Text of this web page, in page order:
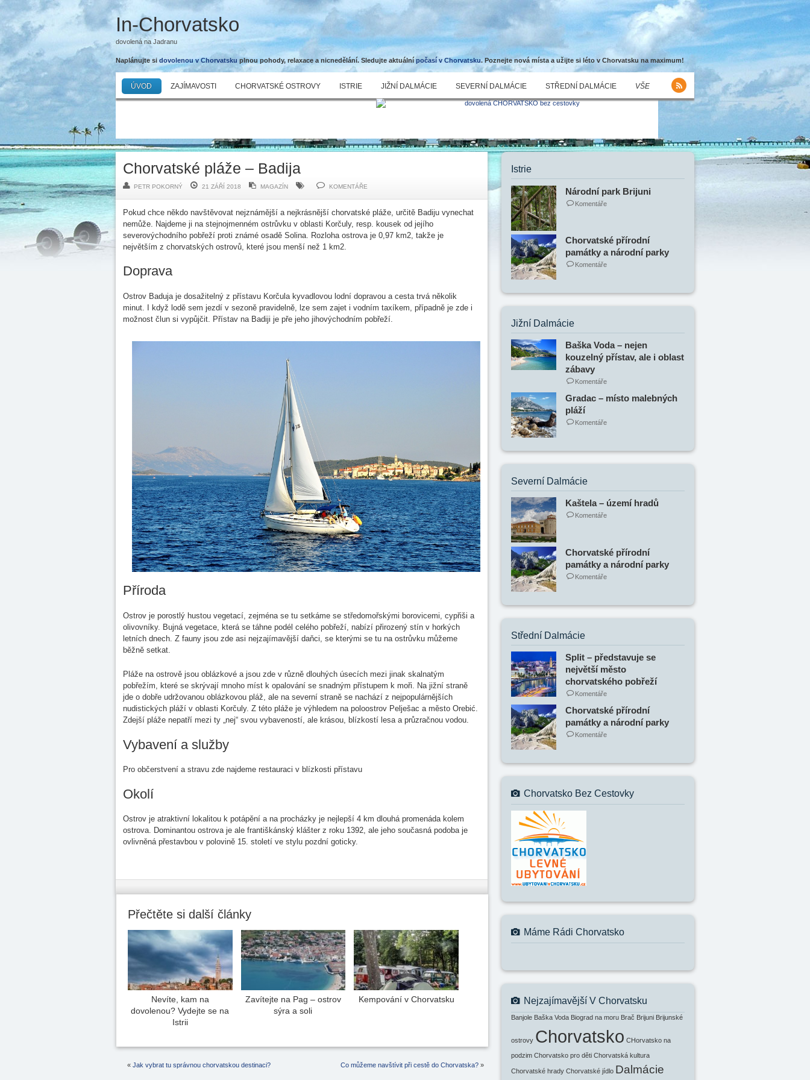
In-Chorvatsko
dovolená na Jadranu
Naplánujte si dovolenou v Chorvatsku plnou pohody, relaxace a nicnedělání. Sledujte aktuálnípočasí v Chorvatsku. Poznejte nová místa a užijte si léto v Chorvatsku na maximum!
ÚVOD ZAJÍMAVOSTI CHORVATSKÉ OSTROVY ISTRIE JIŽNÍ DALMÁCIE SEVERNÍ DALMÁCIE STŘEDNÍ DALMÁCIE VŠE
Chorvatské pláže – Badija
PETR POKORNÝ 21 ZÁŘÍ 2018 MAGAZÍN KOMENTÁŘE
Pokud chce někdo navštěvovat nejznámější a nejkrásnější chorvatské pláže, určitě Badiju vynechat
nemůže. Najdeme ji na stejnojmenném ostrůvku v oblasti Korčuly, resp. kousek od jejího
severovýchodního pobřeží proti známé osadě Solina. Rozloha ostrova je 0,97 km2, takže je
největším z chorvatských ostrovů, které jsou menší než 1 km2.
Doprava
Ostrov Baduja je dosažitelný z přístavu Korčula kyvadlovou lodní dopravou a cesta trvá několik
minut. I když lodě sem jezdí v sezoně pravidelně, lze sem zajet i vodním taxíkem, případně je zde i
možnost člun si vypůjčit. Přístav na Badiji je pře jeho jihovýchodním pobřeží.
Příroda
Ostrov je porostlý hustou vegetací, zejména se tu setkáme se středomořskými borovicemi, cypřiši a
olivovníky. Bujná vegetace, která se táhne podél celého pobřeží, nabízí přirozený stín v horkých
letních dnech. Z fauny jsou zde asi nejzajímavější daňci, se kterými se tu na ostrůvku můžeme
běžně setkat.
Pláže na ostrově jsou oblázkové a jsou zde v různě dlouhých úsecích mezi jinak skalnatým
pobřežím, které se skrývají mnoho míst k opalování se snadným přístupem k moři. Na jižní straně
jde o dobře udržovanou oblázkovou pláž, ale na severní straně se nachází z nejpopulárnějších
nudistických pláží v oblasti Korčuly. Z této pláže je výhledem na poloostrov Pelješac a město Orebić.
Zdejší pláže nepatří mezi ty „nej“ svou vybaveností, ale krásou, blízkostí lesa a průzračnou vodou.
Vybavení a služby
Pro občerstvení a stravu zde najdeme restauraci v blízkosti přístavu
Okolí
Ostrov je atraktivní lokalitou k potápění a na procházky je nejlepší 4 km dlouhá promenáda kolem
ostrova. Dominantou ostrova je ale františkánský klášter z roku 1392, ale jeho současná podoba je
ovlivněná přestavbou v polovině 15. století ve stylu pozdní goticky.
Přečtěte si další články
Nevíte, kam na
dovolenou? Vydejte se na
Istrii
Zavítejte na Pag – ostrov
sýra a soli
Kempování v Chorvatsku
« Jak vybrat tu správnou chorvatskou destinaci? Co můžeme navštívit při cestě do Chorvatska? »
Istrie
Národní park Brijuni
Komentáře
Chorvatské přírodní
památky a národní parky
Komentáře
Jižní Dalmácie
Baška Voda – nejen
kouzelný přístav, ale i oblast
zábavy
Komentáře
Gradac – místo malebných
pláží
Komentáře
Severní Dalmácie
Kaštela – území hradů
Komentáře
Chorvatské přírodní
památky a národní parky
Komentáře
Střední Dalmácie
Split – představuje se
největší město
chorvatského pobřeží
Komentáře
Chorvatské přírodní
památky a národní parky
Komentáře
Chorvatsko Bez Cestovky
Máme Rádi Chorvatsko
Nejzajímavější V Chorvatsku
Banjole Baška Voda Biograd na moru Brač Brijuni Brijunské
ostrovy Chorvatsko CHorvatsko na
podzim Chorvatsko pro děti Chorvatská kultura
Chorvatské hrady Chorvatské jídlo Dalmácie